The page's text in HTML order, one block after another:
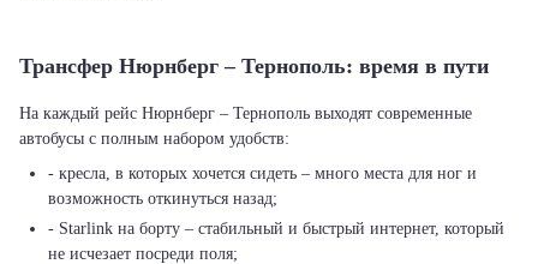
Трансфер Нюрнберг – Тернополь: время в пути
На каждый рейс Нюрнберг – Тернополь выходят современные
автобусы с полным набором удобств:
- кресла, в которых хочется сидеть – много места для ног и
возможность откинуться назад;
- Starlink на борту – стабильный и быстрый интернет, который
не исчезает посреди поля;